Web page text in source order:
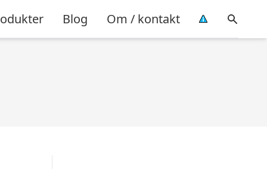
Blog Om / kontakt